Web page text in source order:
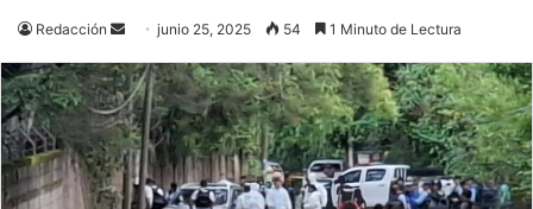
Redacción
Send
email
junio 25, 2025 54 1 Minuto de Lectura